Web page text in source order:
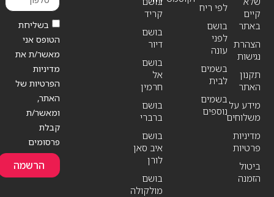
קיים
באתר
הצהרת
נגישות
תקנון
האתר
מידע על
משלוחים
מדיניות
פרטיות
ביטול
הזמנה
לפי ריח
בושם
לפני
עונה
בשמים
לבית
בשמים
נוספים
קריד
בושם
דיור
בושם
אל
חרמין
בושם
ברברי
בושם
איב סאן
לורן
בושם
מולקולה
בשליחת
הטופס אני
מאשר/ת את
מדיניות
הפרטיות של
האתר,
ומאשר/ת
קבלת
פרסומים
הרשמה